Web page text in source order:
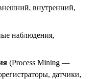
внутренний,
наблюдения,
(Process Mining —
датчики,